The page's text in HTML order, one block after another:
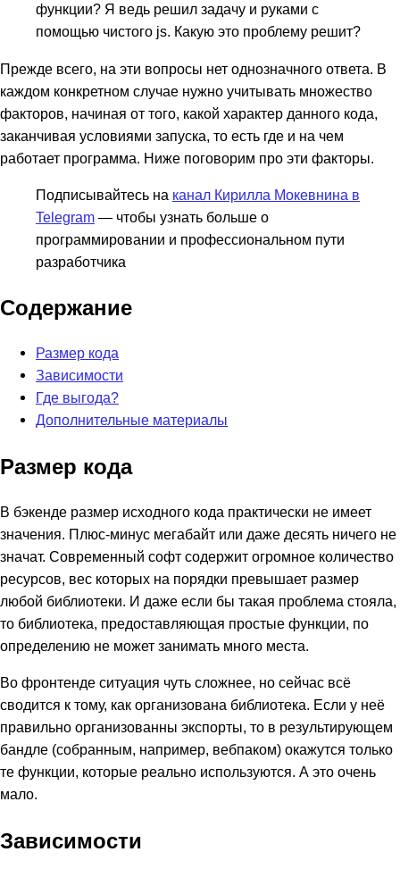
функции? Я ведь решил задачу и руками с
помощью чистого js. Какую это проблему решит?
Прежде всего, на эти вопросы нет однозначного ответа. В
каждом конкретном случае нужно учитывать множество
факторов, начиная от того, какой характер данного кода,
заканчивая условиями запуска, то есть где и на чем
работает программа. Ниже поговорим про эти факторы.
Подписывайтесь на канал Кирилла Мокевнина в
Telegram — чтобы узнать больше о
программировании и профессиональном пути
разработчика
Содержание
Размер кода
Зависимости
Где выгода?
Дополнительные материалы
Размер кода
В бэкенде размер исходного кода практически не имеет
значения. Плюс-минус мегабайт или даже десять ничего не
значат. Современный софт содержит огромное количество
ресурсов, вес которых на порядки превышает размер
любой библиотеки. И даже если бы такая проблема стояла,
то библиотека, предоставляющая простые функции, по
определению не может занимать много места.
Во фронтенде ситуация чуть сложнее, но сейчас всё
сводится к тому, как организована библиотека. Если у неё
правильно организованны экспорты, то в результирующем
бандле (собранным, например, вебпаком) окажутся только
те функции, которые реально используются. А это очень
мало.
Зависимости